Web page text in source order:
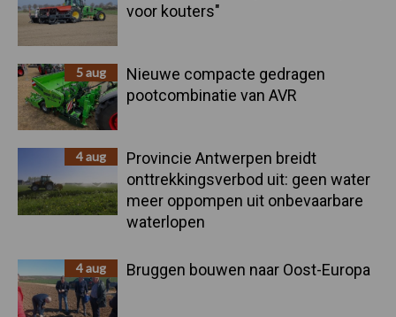
voor kouters"
5 aug
Nieuwe compacte gedragen
pootcombinatie van AVR
4 aug
Provincie Antwerpen breidt
onttrekkingsverbod uit: geen water
meer oppompen uit onbevaarbare
waterlopen
4 aug Bruggen bouwen naar Oost-Europa